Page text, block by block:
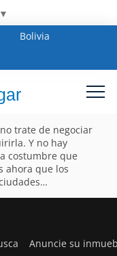
▼
Bolivia
trate de negociar
Y no hay
costumbre que
ahora que los
Anuncie su